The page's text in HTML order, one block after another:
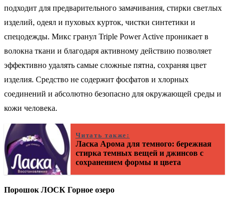
подходит для предварительного замачивания, стирки светлых
изделий, одеял и пуховых курток, чистки синтетики и
спецодежды. Микс гранул Triple Power Active проникает в
волокна ткани и благодаря активному действию позволяет
эффективно удалять самые сложные пятна, сохраняя цвет
изделия. Средство не содержит фосфатов и хлорных
соединений и абсолютно безопасно для окружающей среды и
кожи человека.
Читать также:
Ласка Арома для темного: бережная
стирка темных вещей и джинсов с
сохранением формы и цвета
Порошок ЛОСК Горное озеро